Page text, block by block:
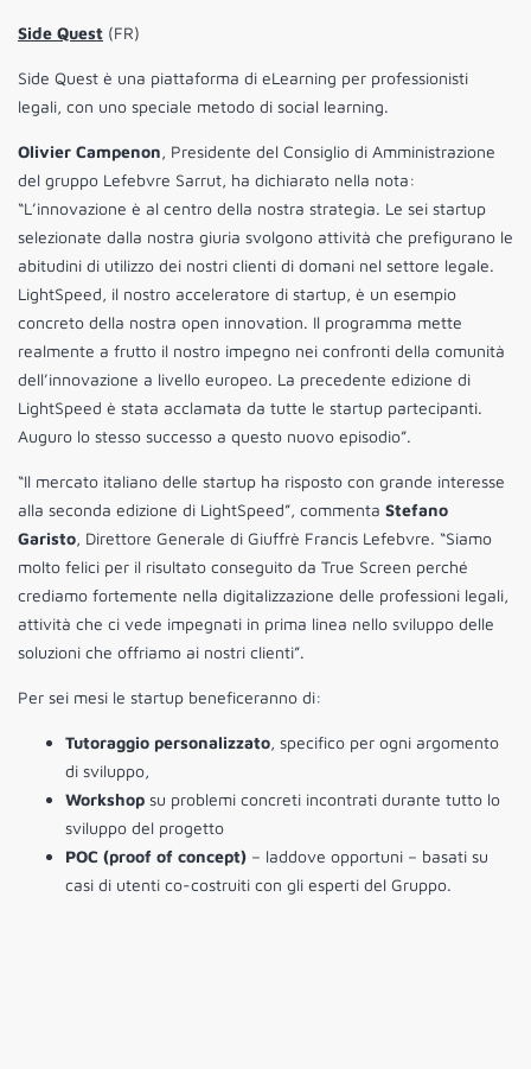
Side Quest (FR)
Side Quest è una piattaforma di eLearning per professionisti
legali, con uno speciale metodo di social learning.
Olivier Campenon, Presidente del Consiglio di Amministrazione
del gruppo Lefebvre Sarrut, ha dichiarato nella nota:
“L’innovazione è al centro della nostra strategia. Le sei startup
selezionate dalla nostra giuria svolgono attività che prefigurano le
abitudini di utilizzo dei nostri clienti di domani nel settore legale.
LightSpeed, il nostro acceleratore di startup, è un esempio
concreto della nostra open innovation. Il programma mette
realmente a frutto il nostro impegno nei confronti della comunità
dell’innovazione a livello europeo. La precedente edizione di
LightSpeed ​​è stata acclamata da tutte le startup partecipanti.
Auguro lo stesso successo a questo nuovo episodio”.
“Il mercato italiano delle startup ha risposto con grande interesse
alla seconda edizione di LightSpeed”, commenta Stefano
Garisto, Direttore Generale di Giuffrè Francis Lefebvre. “Siamo
molto felici per il risultato conseguito da True Screen perché
crediamo fortemente nella digitalizzazione delle professioni legali,
attività che ci vede impegnati in prima linea nello sviluppo delle
soluzioni che offriamo ai nostri clienti”.
Per sei mesi le startup beneficeranno di:
Tutoraggio personalizzato, specifico per ogni argomento
di sviluppo,
Workshop su problemi concreti incontrati durante tutto lo
sviluppo del progetto
POC (proof of concept) – laddove opportuni – basati su
casi di utenti co-costruiti con gli esperti del Gruppo.